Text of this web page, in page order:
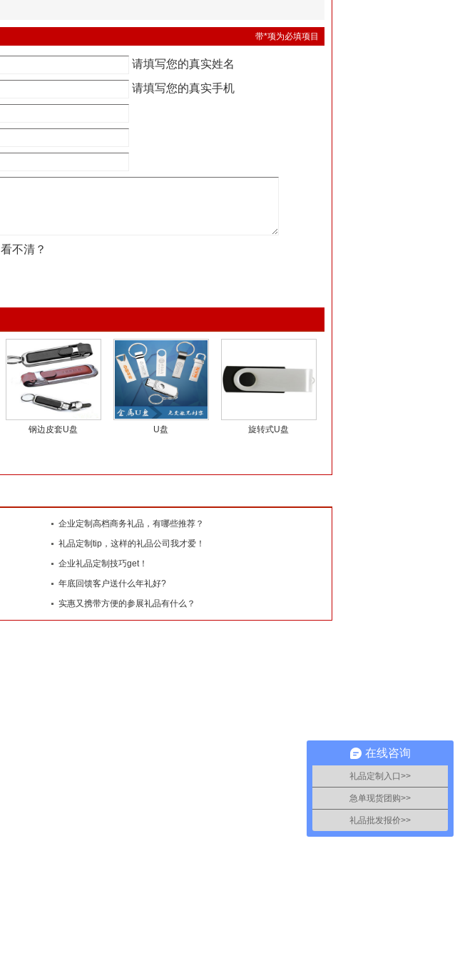
带*项为必填项目
请填写您的真实姓名
请填写您的真实手机
看不清？
钢边皮套U盘 U盘 旋转式U盘
企业定制高档商务礼品，有哪些推荐？
礼品定制tip，这样的礼品公司我才爱！
企业礼品定制技巧get！
年底回馈客户送什么年礼好?
实惠又携带方便的参展礼品有什么？
在线咨询
礼品定制入口>>
急单现货团购>>
礼品批发报价>>